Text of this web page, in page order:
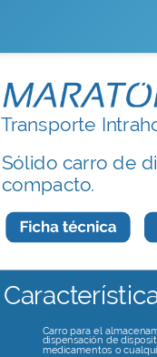
Sólido carro de
compacto.
Carro para el
dispensación de
medicamentos o
Transporte